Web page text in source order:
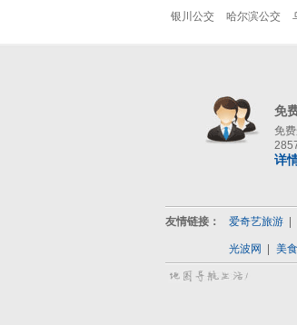
银川公交
哈尔滨公交
免
免
详
友情链接： 爱奇艺旅游
光波网 美